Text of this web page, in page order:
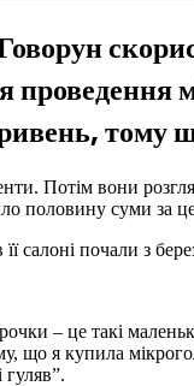
тому
Потім вони
половину суми за
салоні почали з
– це такі
що я купила